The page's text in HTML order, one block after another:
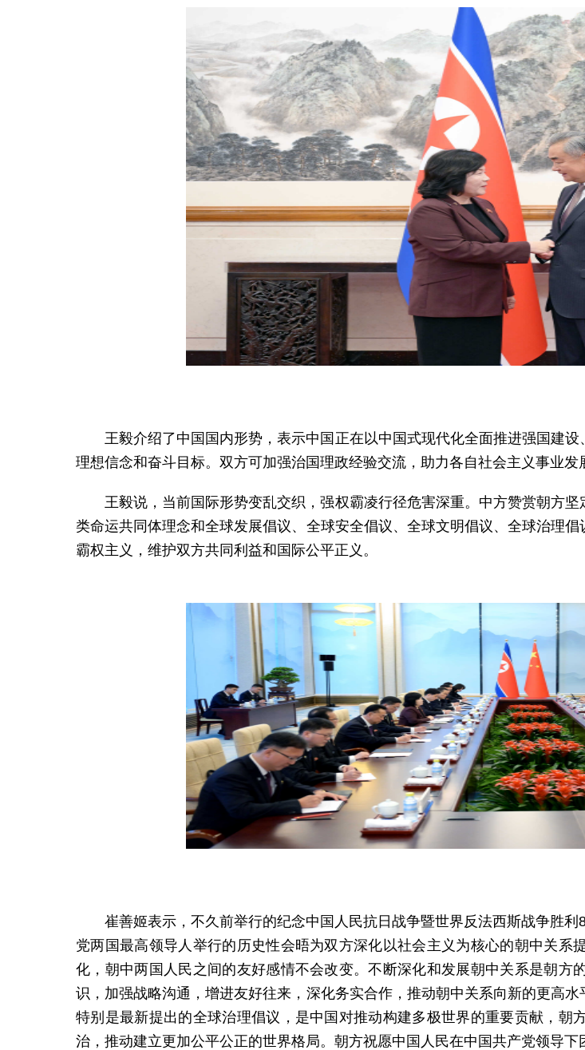
王毅介绍了中国国内形势，表示中国正在以中国式现代化全面推进强国建
理想信念和奋斗目标。双方可加强治国理政经验交流，助力各自社会主义事业发
王毅说，当前国际形势变乱交织，强权霸凌行径危害深重。中方赞赏朝方
类命运共同体理念和全球发展倡议、全球安全倡议、全球文明倡议、全球治理
霸权主义，维护双方共同利益和国际公平正义。
崔善姬表示，不久前举行的纪念中国人民抗日战争暨世界反法西斯战争胜
党两国最高领导人举行的历史性会晤为双方深化以社会主义为核心的朝中关
化，朝中两国人民之间的友好感情不会改变。不断深化和发展朝中关系是朝
识，加强战略沟通，增进友好往来，深化务实合作，推动朝中关系向新的更高
特别是最新提出的全球治理倡议，是中国对推动构建多极世界的重要贡献，
治，推动建立更加公平公正的世界格局。朝方祝愿中国人民在中国共产党领导下